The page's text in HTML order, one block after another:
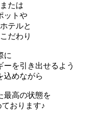
たは
ットや
テルと
だわり
に
ーを引き出せるよう
込めながら
最高の状態を
おります♪